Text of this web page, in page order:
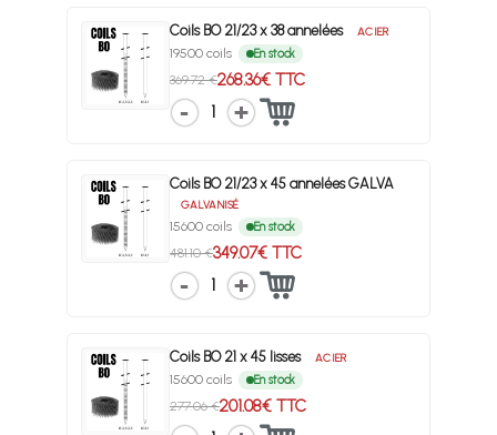
Coils BO 21/23 x 38 annelées ACIER
19500 coils En stock
369.72 €268.36€ TTC
1
Coils BO 21/23 x 45 annelées GALVA
GALVANISÉ
15600 coils En stock
481.10 €349.07€ TTC
1
Coils BO 21 x 45 lisses ACIER
15600 coils En stock
277.06 €201.08€ TTC